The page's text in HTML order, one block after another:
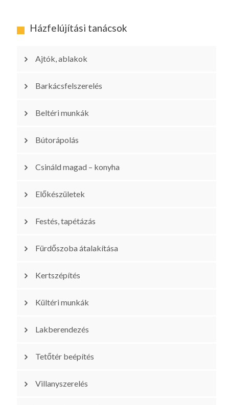
Házfelújítási tanácsok
Ajtók, ablakok
Barkácsfelszerelés
Beltéri munkák
Bútorápolás
Csináld magad – konyha
Előkészületek
Festés, tapétázás
Fürdőszoba átalakítása
Kertszépítés
Kültéri munkák
Lakberendezés
Tetőtér beépítés
Villanyszerelés